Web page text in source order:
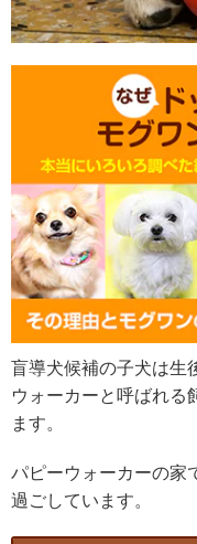
盲導犬候補の子犬は生
ウォーカーと呼ばれる
ます。
パピーウォーカーの家
過ごしています。